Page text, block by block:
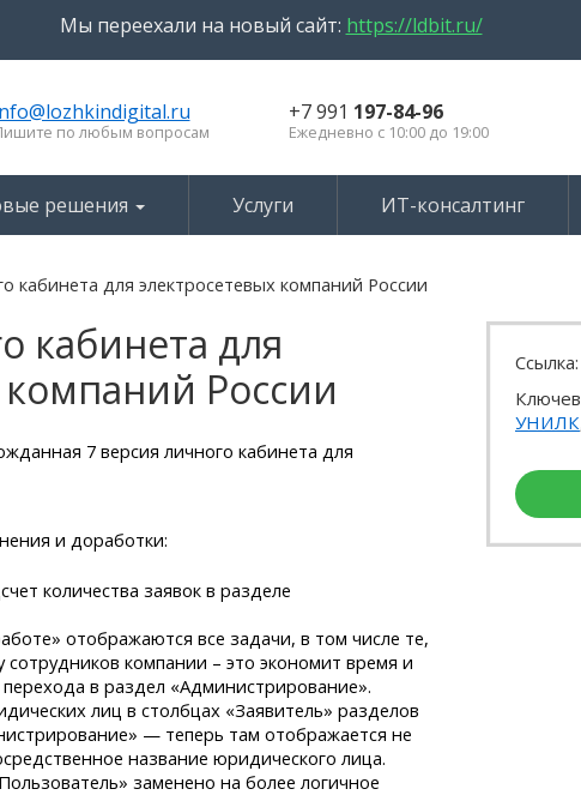
Мы переехали на новый сайт: https://ldbit.ru/
по любым вопросам
+7 991 197-84-96
Ежедневно с 10:00 до 19:00
решения Услуги ИТ-консалтинг
кабинета для электросетевых компаний России
кабинета для
России
7 версия личного кабинета для
и доработки:
количества заявок в разделе
отображаются все задачи, в том числе те,
компании – это экономит время и
в раздел «Администрирование».
лиц в столбцах «Заявитель» разделов
— теперь там отображается не
название юридического лица.
заменено на более логичное
Ссылка:
УНИЛК